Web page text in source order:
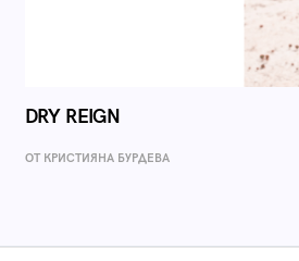
DRY REIGN
ОТ КРИСТИЯНА БУРДЕВА